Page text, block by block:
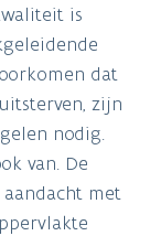
is
dat
zijn
nodig.
van. De
met